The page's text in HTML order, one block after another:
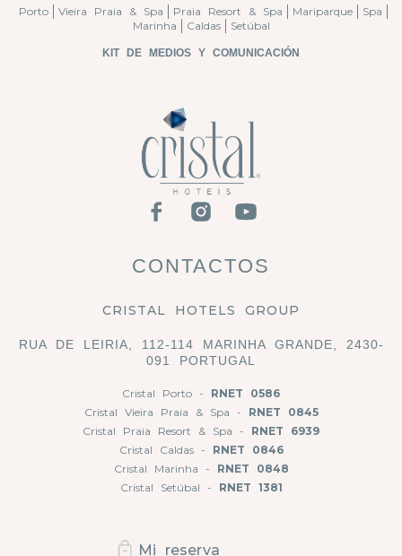
CONTACTOS
CRISTAL HOTELS GROUP
RUA DE LEIRIA, 112-114 MARINHA GRANDE, 2430-
091 PORTUGAL
Cristal Porto - RNET 0586
Cristal Vieira Praia & Spa - RNET 0845
Cristal Praia Resort & Spa - RNET 6939
Cristal Caldas - RNET 0846
Cristal Marinha - RNET 0848
Cristal Setúbal - RNET 1381
Porto Vieira Praia & Spa Praia Resort & Spa Mariparque
Spa
Marinha
Caldas Setúbal
KIT DE MEDIOS Y COMUNICACIÓN
Mi reserva